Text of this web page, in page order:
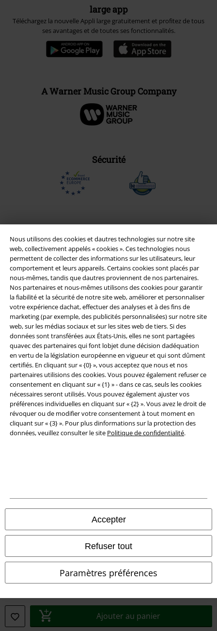
Nous utilisons des cookies et dautres technologies sur notre site
web, collectivement appelés « cookies ». Ces technologies nous
permettent de collecter des informations sur les utilisateurs, leur
comportement et leurs appareils. Certains cookies sont placés par
nous-mêmes, tandis que dautres proviennent de nos partenaires.
Nos partenaires et nous-mêmes utilisons des cookies pour garantir
la fiabilité et la sécurité de notre site web, améliorer et personnaliser
votre expérience dachat, effectuer des analyses et à des fins de
marketing (par exemple, des publicités personnalisées) sur notre site
web, sur les médias sociaux et sur les sites web de tiers. Si des
données sont transférées aux États-Unis, elles ne sont partagées
quavec des partenaires qui font lobjet dune décision dadéquation
en vertu de la législation européenne en vigueur et qui sont dûment
certifiés. En cliquant sur « {0} », vous acceptez que nous et nos
partenaires utilisions des cookies. Vous pouvez également refuser ce
consentement en cliquant sur « {1} » - dans ce cas, seuls les cookies
nécessaires seront utilisés. Vous pouvez également ajuster vos
préférences individuelles en cliquant sur « {2} ». Vous avez le droit de
révoquer ou de modifier votre consentement à tout moment en
cliquant sur « {3} ». Pour plus dinformations sur la protection des
données, veuillez consulter le site Politique de confidentialité.
Accepter
Refuser tout
Paramètres préférences
Ajouter au panier
large app
Téléchargez la nouvelle Appli large gratuitement et profitez de tous
ses avantages et de toutes ses fonctionnalités.
A Warner Music Group Company
Sécurité
Légal
Conditions générales
Éditeur
Clauses de confidentialité
Élimination des déchets et protection de l'environnement
Déclaration de Conformité
Informations sur l'accessibilité
Boutiques en ligne EMP
EMP France
EMP Deutschland